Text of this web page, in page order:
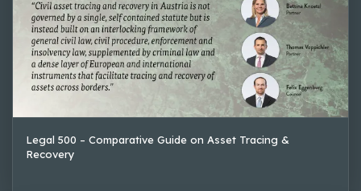
Legal 500 – Comparative Guide on Asset Tracing &
Recovery